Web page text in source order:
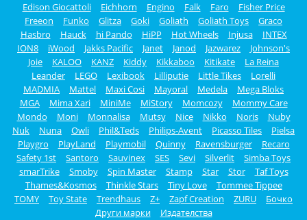
Edison Giocattoli
Eichhorn Engino Falk Faro
Fisher Price
Freeon
Funko Glitza Goki Goliath Goliath Toys
Graco
Hasbro
Hauck hi Pando HiPP Hot Wheels Injusa
INTEX
ION8
iWood Jakks Pacific Janet Janod Jazwarez
Johnson's
Joie
KALOO KANZ Kiddy Kikkaboo Kitikate
La Reina
Leander
LEGO Lexibook Lilliputie Little Tikes
Lorelli
MADMIA
Mattel Maxi Cosi Mayoral Medela
Mega Bloks
MGA
Mima Xari MiniMe MiStory Momcozy
Mommy Care
Mondo
Moni Monnalisa Mutsy Nice Nikko Noris
Nuby
Nuk
Nuna Owli Phil&Teds Philips-Avent Picasso Tiles
Pielsa
Playgro
PlayLand Playmobil Quinny Ravensburger
Recaro
Safety 1st
Santoro Sauvinex SES Sevi Silverlit
Simba Toys
smarTrike
Smoby Spin Master Stamp Star Stor
Taf Toys
Thames&Kosmos
Thinkle Stars Tiny Love
Tommee Tippee
TOMY
Toy State Trendhaus Z+ Zapf Creation ZURU
Бочко
Други марки
Издателства